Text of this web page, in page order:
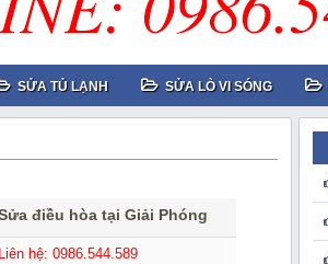
SỬA TỦ LẠNH SỬA LÒ VI SÓNG
điều hòa tại Giải Phóng
Liên hệ: 0986.544.589